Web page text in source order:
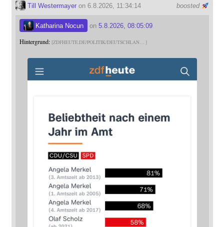
boosted
Till Westermayeron 6.8.2026, 11:34:14
Katharina Nocun on 5.8.2026, 08:05:09
Hintergrund: ZDFHEUTE.DE/POLITIK/DEUTSCHLAN